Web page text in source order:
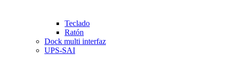
Teclado
Ratón
Dock multi interfaz
UPS-SAI